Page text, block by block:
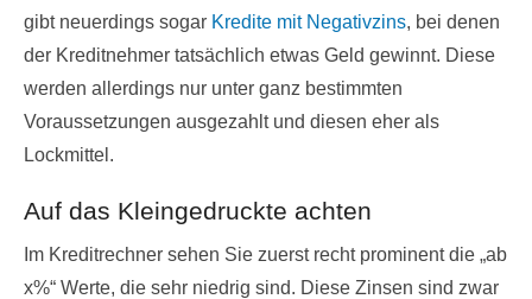
gibt neuerdings sogar Kredite mit Negativzins, bei denen
der Kreditnehmer tatsächlich etwas Geld gewinnt. Diese
werden allerdings nur unter ganz bestimmten
Voraussetzungen ausgezahlt und diesen eher als
Lockmittel.
Auf das Kleingedruckte achten
Im Kreditrechner sehen Sie zuerst recht prominent die „ab
x%“ Werte, die sehr niedrig sind. Diese Zinsen sind zwar